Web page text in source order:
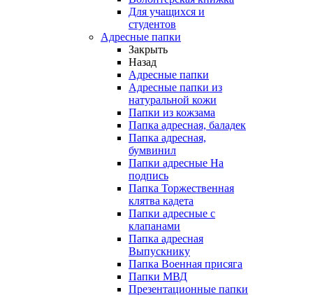
Для учащихся и
студентов
Адресные папки
Закрыть
Назад
Адресные папки
Адресные папки из
натуральной кожи
Папки из кожзама
Папка адресная, баладек
Папка адресная,
бумвинил
Папки адресные На
подпись
Папка Торжественная
клятва кадета
Папки адресные с
клапанами
Папка адресная
Выпускнику
Папка Военная присяга
Папки МВД
Презентационные папки